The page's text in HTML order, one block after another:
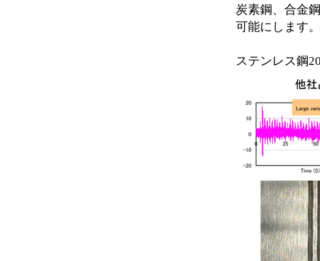
炭素鋼、合金
可能にします。
ステンレス鋼